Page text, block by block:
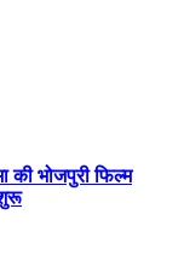
की भोजपुरी फिल्म